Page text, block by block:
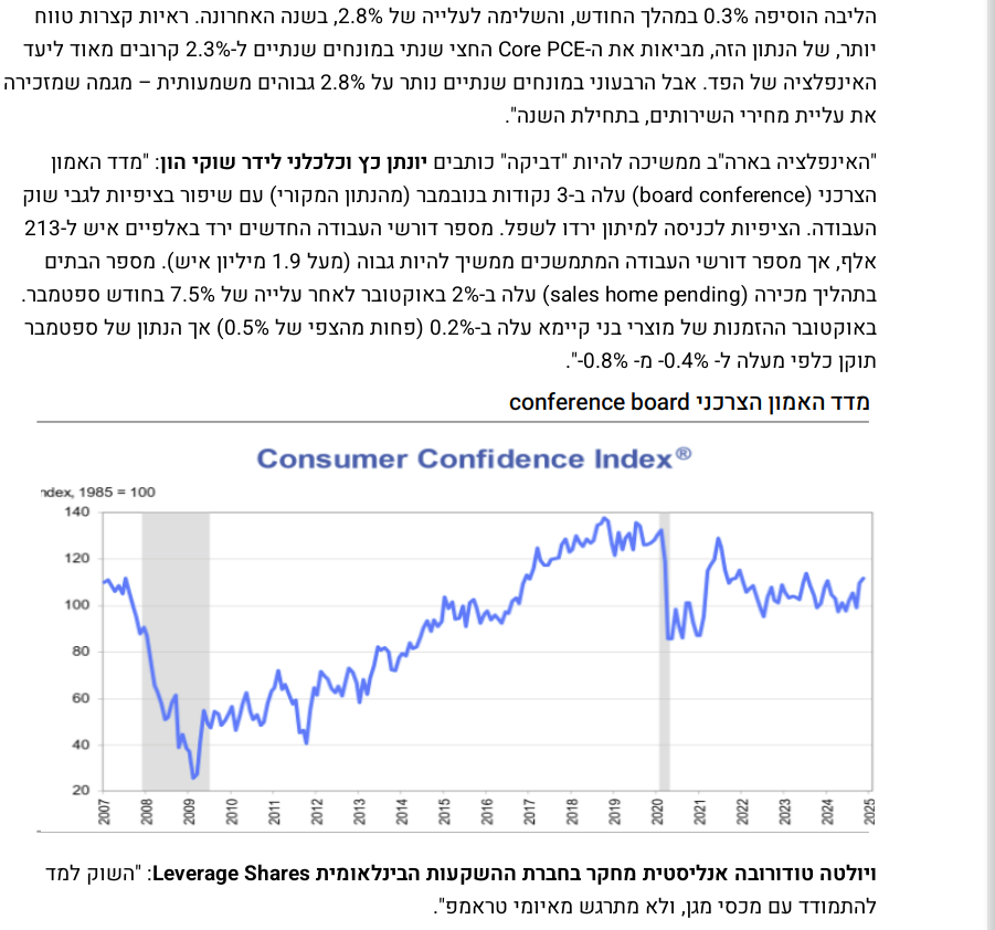
הליבה הוסיפה 0.3% במהלך החודש, והשלימה לעלייה של 2.8%, בשנה האחרונה. ראיות קצרות טווח
יותר, של הנתון הזה, מביאות את ה-Core PCE החצי שנתי במונחים שנתיים ל-2.3% קרובים מאוד ליעד
האינפלציה של הפד. אבל הרבעוני במונחים שנתיים נותר על 2.8% גבוהים משמעותית – מגמה שמזכירה
את עליית מחירי השירותים, בתחילת השנה".
"האינפלציה בארה"ב ממשיכה להיות "דביקה" כותבים יונתן כץ וכלכלני לידר שוקי הון: "מדד האמון
הצרכני (board conference) עלה ב-3 נקודות בנובמבר (מהנתון המקורי) עם שיפור בציפיות לגבי שוק
העבודה. הציפיות לכניסה למיתון ירדו לשפל. מספר דורשי העבודה החדשים ירד באלפיים איש ל-213
אלף, אך מספר דורשי העבודה המתמשכים ממשיך להיות גבוה (מעל 1.9 מיליון איש). מספר הבתים
בתהליך מכירה (sales home pending) עלה ב-2% באוקטובר לאחר עלייה של 7.5% בחודש ספטמבר.
באוקטובר ההזמנות של מוצרי בני קיימא עלה ב-0.2% (פחות מהצפי של 0.5%) אך הנתון של ספטמבר
תוקן כלפי מעלה ל- 0.4%- מ- 0.8%-".
ויולטה טודורובה אנליסטית מחקר בחברת ההשקעות הבינלאומית Leverage Shares
: "השוק למד
להתמודד עם מכסי מגן, ולא מתרגש מאיומי טראמפ".